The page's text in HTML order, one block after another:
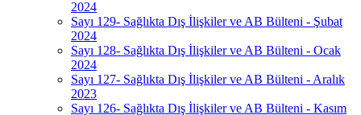
2024
Sayı 129- Sağlıkta Dış İlişkiler ve AB Bülteni - Şubat
2024
Sayı 128- Sağlıkta Dış İlişkiler ve AB Bülteni - Ocak
2024
Sayı 127- Sağlıkta Dış İlişkiler ve AB Bülteni - Aralık
2023
Sayı 126- Sağlıkta Dış İlişkiler ve AB Bülteni - Kasım